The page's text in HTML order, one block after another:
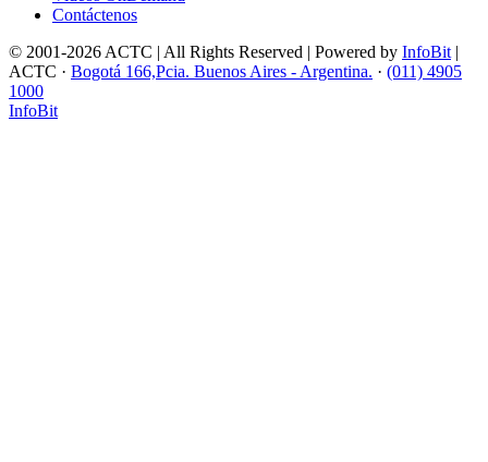
Contáctenos
© 2001-2026 ACTC | All Rights Reserved | Powered by InfoBit |
ACTC · Bogotá 166,Pcia. Buenos Aires - Argentina. · (011) 4905
1000
InfoBit